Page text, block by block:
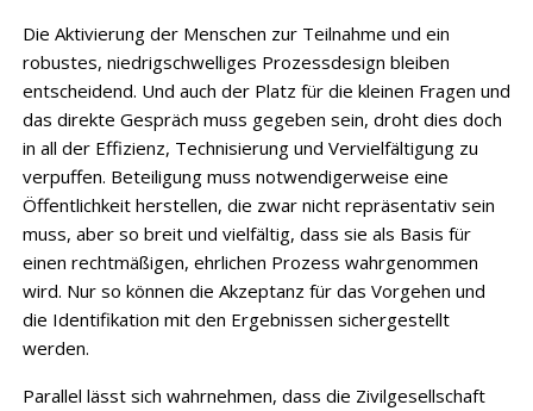
Die Aktivierung der Menschen zur Teilnahme und ein
robustes, niedrigschwelliges Prozessdesign bleiben
entscheidend. Und auch der Platz für die kleinen Fragen und
das direkte Gespräch muss gegeben sein, droht dies doch
in all der Effizienz, Technisierung und Vervielfältigung zu
verpuffen. Beteiligung muss notwendigerweise eine
Öffentlichkeit herstellen, die zwar nicht repräsentativ sein
muss, aber so breit und vielfältig, dass sie als Basis für
einen rechtmäßigen, ehrlichen Prozess wahrgenommen
wird. Nur so können die Akzeptanz für das Vorgehen und
die Identifikation mit den Ergebnissen sichergestellt
werden.
Parallel lässt sich wahrnehmen, dass die Zivilgesellschaft